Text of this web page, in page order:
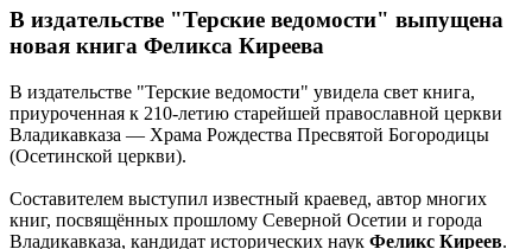
В издательстве "Терские ведомости" выпущена
новая книга Феликса Киреева
В издательстве "Терские ведомости" увидела свет книга,
приуроченная к 210-летию старейшей православной церкви
Владикавказа — Храма Рождества Пресвятой Богородицы
(Осетинской церкви).
Составителем выступил известный краевед, автор многих
книг, посвящённых прошлому Северной Осетии и города
Владикавказа, кандидат исторических наук Феликс Киреев.